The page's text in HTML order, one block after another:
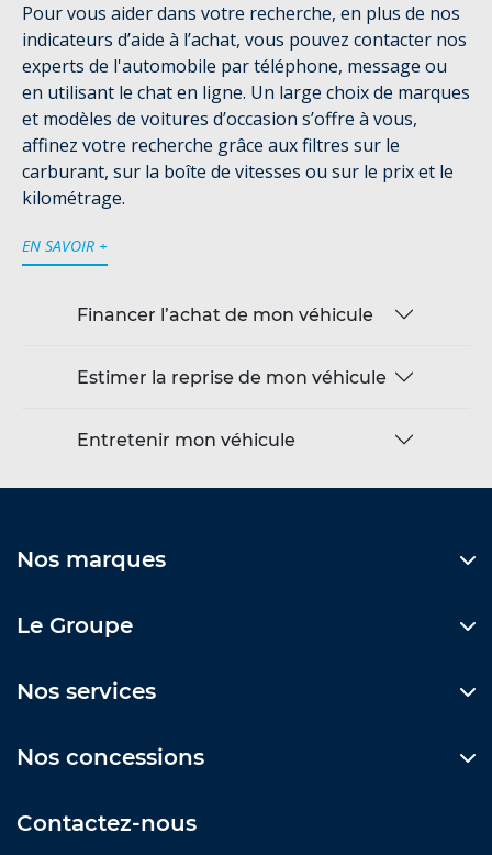
Pour vous aider dans votre recherche, en plus de nos
indicateurs d’aide à l’achat, vous pouvez contacter nos
experts de l'automobile par téléphone, message ou
en utilisant le chat en ligne. Un large choix de marques
et modèles de voitures d’occasion s’offre à vous,
affinez votre recherche grâce aux filtres sur le
carburant, sur la boîte de vitesses ou sur le prix et le
kilométrage.
EN SAVOIR +
Financer l’achat de mon véhicule
Estimer la reprise de mon véhicule
Entretenir mon véhicule
Nos marques
Le Groupe
Nos services
Nos concessions
Contactez-nous